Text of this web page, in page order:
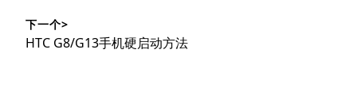
导
航
文
章：
下一个>
下
HTC G8/G13手机硬启动方法